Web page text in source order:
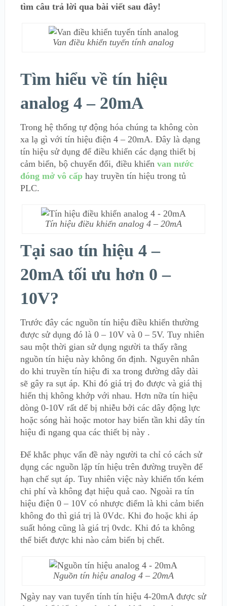
tìm câu trả lời qua bài viết sau đây!
Van điều khiển tuyến tính analog
Tìm hiểu về tín hiệu
analog 4 – 20mA
Trong hệ thống tự động hóa chúng ta không còn
xa lạ gì với tín hiệu điện 4 – 20mA. Đây là dạng
tín hiệu sử dụng để điều khiển các dạng thiết bị
cảm biến, bộ chuyển đổi, điều khiển van nước
đóng mở vô cấphay truyền tín hiệu trong tủ
PLC.
Tín hiệu điều khiển analog 4 – 20mA
Tại sao tín hiệu 4 –
20mA tối ưu hơn 0 –
10V?
Trước đây các nguồn tín hiệu điều khiển thường
được sử dụng đó là 0 – 10V và 0 – 5V. Tuy nhiên
sau một thời gian sử dụng người ta thấy rằng
nguồn tín hiệu này không ổn định. Nguyên nhân
do khi truyền tín hiệu đi xa trong đường dây dài
sẽ gây ra sụt áp. Khi đó giá trị đo được và giá thị
hiển thị không khớp với nhau. Hơn nữa tín hiệu
dòng 0-10V rất dể bị nhiễu bởi các dây động lực
hoặc sóng hài hoặc motor hay biến tần khi dây tín
hiệu đi ngang qua các thiết bị này .
Để khắc phục vấn đề này người ta chỉ có cách sử
dụng các nguồn lặp tín hiệu trên đường truyền để
hạn chế sụt áp. Tuy nhiên việc này khiến tốn kém
chi phí và không đạt hiệu quả cao. Ngoài ra tín
hiệu điện 0 – 10V có nhược điểm là khi cảm biến
không đo thì giá trị là 0Vdc. Khi đo hoặc khi áp
suất hỏng cũng là giá trị 0vdc. Khi đó ta không
thể biết được khi nào cảm biến bị chết.
Nguồn tín hiệu analog 4 – 20mA
Ngày nay van tuyến tính tín hiệu 4-20mA được sử